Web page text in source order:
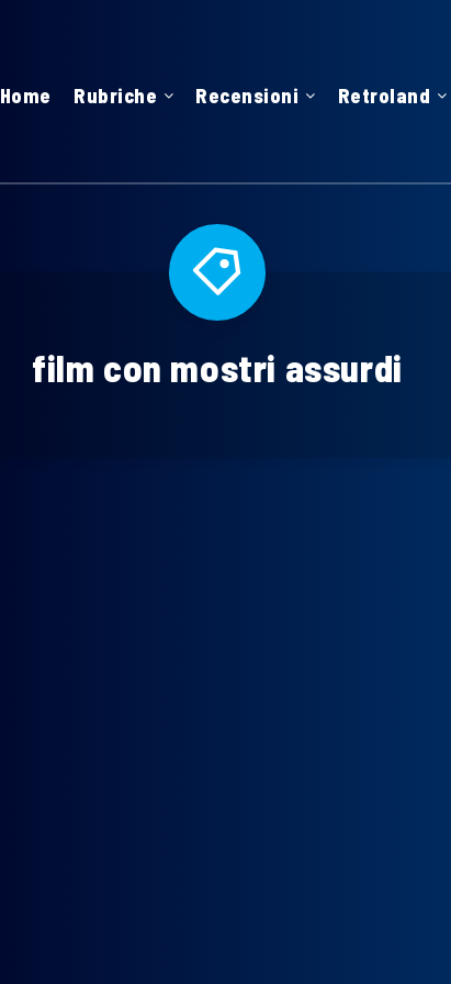
Home Rubriche Recensioni Retroland
film con mostri assurdi